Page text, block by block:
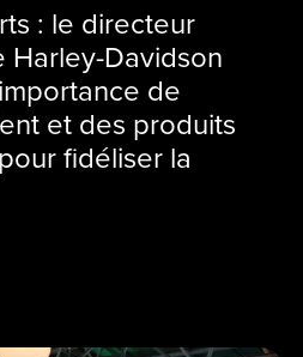
: le directeur
Harley-Davidson
de
et des produits
fidéliser la